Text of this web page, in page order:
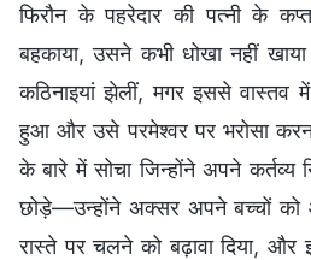
फिरौन के पहरेदार की पत्नी के
बहकाया, उसने कभी धोखा नहीं
कठिनाइयां झेलीं, मगर इससे
हुआ और उसे परमेश्वर पर भरोसा
के बारे में सोचा जिन्होंने अपने
छोड़े—उन्होंने अक्सर अपने बच्चों
रास्ते पर चलने को बढ़ावा दिया,